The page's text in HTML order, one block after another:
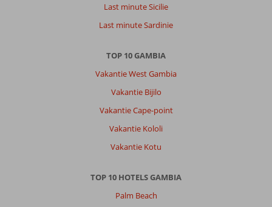
Last minute Sicilie
Last minute Sardinie
TOP 10 GAMBIA
Vakantie West Gambia
Vakantie Bijilo
Vakantie Cape-point
Vakantie Kololi
Vakantie Kotu
TOP 10 HOTELS GAMBIA
Palm Beach